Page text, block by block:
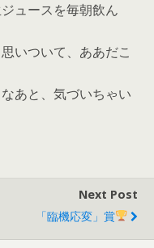
ュースを毎朝飲ん
いついて、ああだこ
あと、気づいちゃい
Next Post
「臨機応変」賞